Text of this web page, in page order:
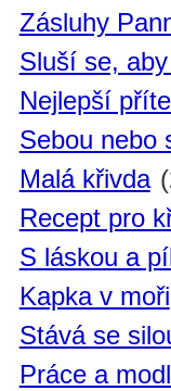
Zásluhy
Sluší se,
Nejlepší
Sebou nebo
Malá křivda
Recept pro
S láskou a
Kapka v moři
Stává se
Práce a